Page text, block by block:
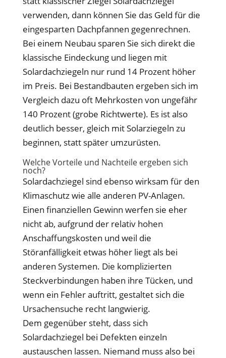
verwenden, dann können Sie das Geld für die
eingesparten Dachpfannen gegenrechnen.
Bei einem Neubau sparen Sie sich direkt die
klassische Eindeckung und liegen mit
Solardachziegeln nur rund 14 Prozent höher
im Preis. Bei Bestandbauten ergeben sich im
Vergleich dazu oft Mehrkosten von ungefähr
140 Prozent (grobe Richtwerte). Es ist also
deutlich besser, gleich mit Solarziegeln zu
beginnen, statt später umzurüsten.
Welche Vorteile und Nachteile ergeben sich
noch?
Solardachziegel sind ebenso wirksam für den
Klimaschutz wie alle anderen PV-Anlagen.
Einen finanziellen Gewinn werfen sie eher
nicht ab, aufgrund der relativ hohen
Anschaffungskosten und weil die
Störanfälligkeit etwas höher liegt als bei
anderen Systemen. Die komplizierten
Steckverbindungen haben ihre Tücken, und
wenn ein Fehler auftritt, gestaltet sich die
Ursachensuche recht langwierig.
Dem gegenüber steht, dass sich
Solardachziegel bei Defekten einzeln
austauschen lassen. Niemand muss also bei